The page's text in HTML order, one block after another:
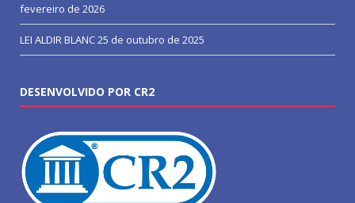
fevereiro de 2026
LEI ALDIR BLANC25 de outubro de 2025
DESENVOLVIDO POR CR2